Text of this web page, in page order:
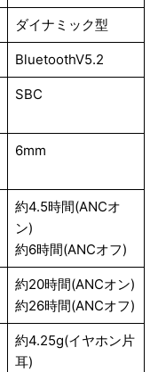
ダイナミック型
BluetoothV5.2
SBC
6mm
約4.5時間(ANCオ
ン)
約6時間(ANCオフ)
約20時間(ANCオン)
約26時間(ANCオフ)
約4.25g(イヤホン片
耳)